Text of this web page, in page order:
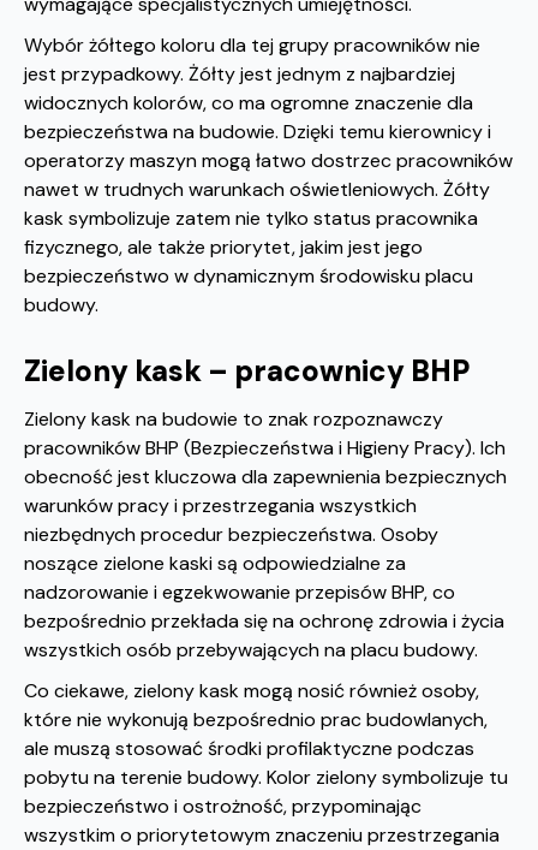
Wybór żółtego koloru dla tej grupy pracowników nie
jest przypadkowy. Żółty jest jednym z najbardziej
widocznych kolorów, co ma ogromne znaczenie dla
bezpieczeństwa na budowie. Dzięki temu kierownicy i
operatorzy maszyn mogą łatwo dostrzec pracowników
nawet w trudnych warunkach oświetleniowych. Żółty
kask symbolizuje zatem nie tylko status pracownika
fizycznego, ale także priorytet, jakim jest jego
bezpieczeństwo w dynamicznym środowisku placu
budowy.
Zielony kask – pracownicy BHP
Zielony kask na budowie to znak rozpoznawczy
pracowników BHP (Bezpieczeństwa i Higieny Pracy). Ich
obecność jest kluczowa dla zapewnienia bezpiecznych
warunków pracy i przestrzegania wszystkich
niezbędnych procedur bezpieczeństwa. Osoby
noszące zielone kaski są odpowiedzialne za
nadzorowanie i egzekwowanie przepisów BHP, co
bezpośrednio przekłada się na ochronę zdrowia i życia
wszystkich osób przebywających na placu budowy.
Co ciekawe, zielony kask mogą nosić również osoby,
które nie wykonują bezpośrednio prac budowlanych,
ale muszą stosować środki profilaktyczne podczas
pobytu na terenie budowy. Kolor zielony symbolizuje tu
bezpieczeństwo i ostrożność, przypominając
wszystkim o priorytetowym znaczeniu przestrzegania